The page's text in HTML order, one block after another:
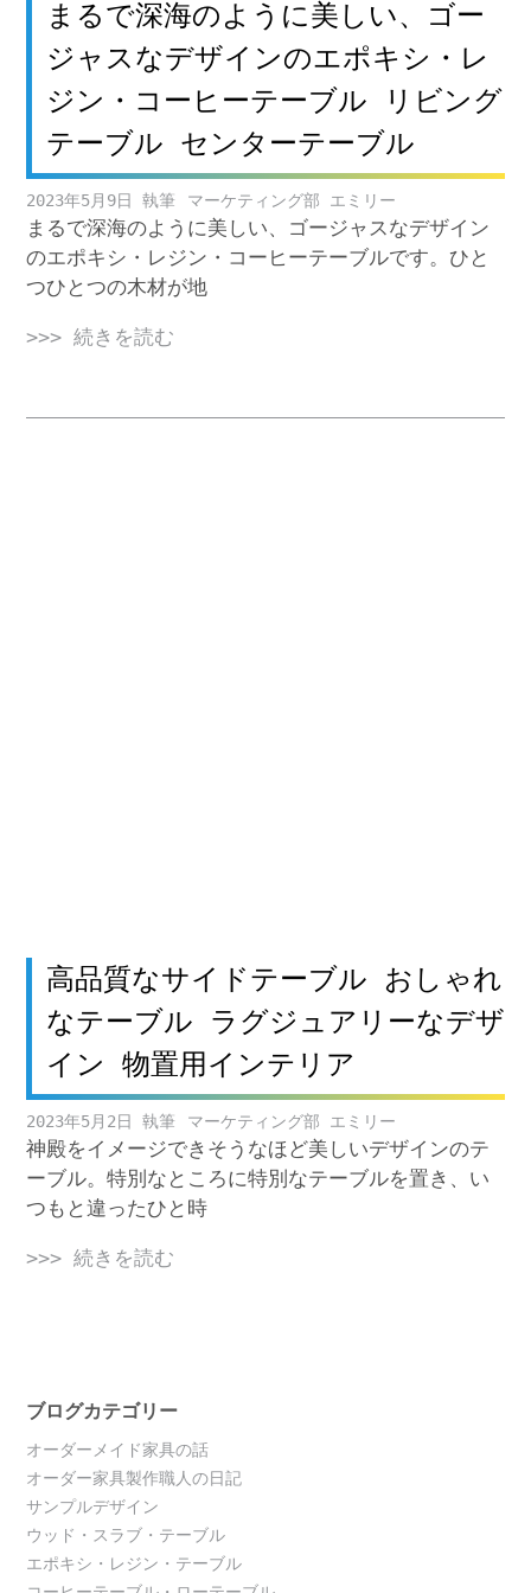
まるで深海のように美しい、ゴー
ジャスなデザインのエポキシ・レ
ジン・コーヒーテーブル リビング
テーブル センターテーブル
2023年5月9日 マーケティング部 エミリー
まるで深海のように美しい、ゴージャスなデザイン
のエポキシ・レジン・コーヒーテーブルです。ひと
つひとつの木材が地
>>> 続きを読む
高品質なサイドテーブル おしゃれ
なテーブル ラグジュアリーなデザ
イン 物置用インテリア
2023年5月2日 マーケティング部 エミリー
神殿をイメージできそうなほど美しいデザインのテ
ーブル。特別なところに特別なテーブルを置き、い
つもと違ったひと時
>>> 続きを読む
ブログカテゴリー
オーダーメイド家具の話
オーダー家具製作職人の日記
サンプルデザイン
ウッド・スラブ・テーブル
エポキシ・レジン・テーブル